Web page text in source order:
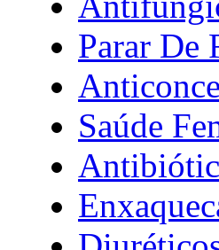
Parar De
Saúde